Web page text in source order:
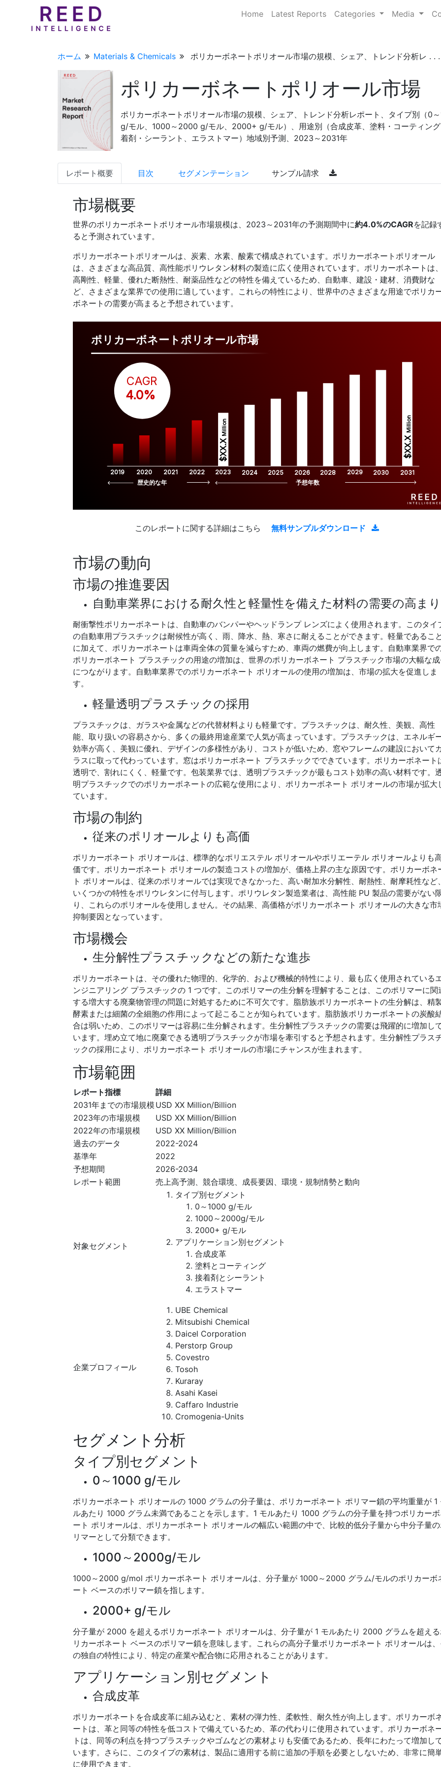
Home Latest Reports Categories Media
ホーム Materials & Chemicals ポリカーボネートポリオール市場の規模、シェア、トレンド分析レ . . .
ポリカーボネートポリオール市場
ポリカーボネートポリオール市場の規模、シェア、トレンド分析レポート、タイプ別（0
g/モル、1000～2000 g/モル、2000+ g/モル）、用途別（合成皮革、塗料・コーティン
着剤・シーラント、エラストマー）地域別予測、2023～2031年
レポート概要 目次 セグメンテーション サンプル請求
市場概要
世界のポリカーボネートポリオール市場規模は、2023～2031年の予測期間中に約4.0%のCAGRを記録
ると予測されています。
ポリカーボネートポリオールは、炭素、水素、酸素で構成されています。ポリカーボネートポリオール
は、さまざまな高品質、高性能ポリウレタン材料の製造に広く使用されています。ポリカーボネートは、
高剛性、軽量、優れた断熱性、耐薬品性などの特性を備えているため、自動車、建設・建材、消費財な
ど、さまざまな業界での使用に適しています。これらの特性により、世界中のさまざまな用途でポリカ
ボネートの需要が高まると予想されています。
ポリカーボネートポリオール市場
2019 2020 2021 2022 2023 2024 2025 2026 2028 2029 2030 2031
$XX.X
Million
$XX.X
Million
CAGR
4.0%
歴史的な年 予想年数
このレポートに関する詳細はこちら 無料サンプルダウンロード
市場の動向
市場の推進要因
自動車業界における耐久性と軽量性を備えた材料の需要の高まり
耐衝撃性ポリカーボネートは、自動車のバンパーやヘッドランプ レンズによく使用されます。このタイ
の自動車用プラスチックは耐候性が高く、雨、降水、熱、寒さに耐えることができます。軽量であること
に加えて、ポリカーボネートは車両全体の質量を減らすため、車両の燃費が向上します。自動車業界で
ポリカーボネート プラスチックの用途の増加は、世界のポリカーボネート プラスチック市場の大幅な
につながります。自動車業界でのポリカーボネート ポリオールの使用の増加は、市場の拡大を促進しま
す。
軽量透明プラスチックの採用
プラスチックは、ガラスや金属などの代替材料よりも軽量です。プラスチックは、耐久性、美観、高性
能、取り扱いの容易さから、多くの最終用途産業で人気が高まっています。プラスチックは、エネルギ
効率が高く、美観に優れ、デザインの多様性があり、コストが低いため、窓やフレームの建設において
ラスに取って代わっています。窓はポリカーボネート プラスチックでできています。ポリカーボネート
透明で、割れにくく、軽量です。包装業界では、透明プラスチックが最もコスト効率の高い材料です。
明プラスチックでのポリカーボネートの広範な使用により、ポリカーボネート ポリオールの市場が拡大
ています。
市場の制約
従来のポリオールよりも高価
ポリカーボネート ポリオールは、標準的なポリエステル ポリオールやポリエーテル ポリオールよりも
価です。ポリカーボネート ポリオールの製造コストの増加が、価格上昇の主な原因です。ポリカーボネ
ト ポリオールは、従来のポリオールでは実現できなかった、高い耐加水分解性、耐熱性、耐摩耗性など、
いくつかの特性をポリウレタンに付与します。ポリウレタン製造業者は、高性能 PU 製品の需要がない
り、これらのポリオールを使用しません。その結果、高価格がポリカーボネート ポリオールの大きな市
抑制要因となっています。
市場機会
生分解性プラスチックなどの新たな進歩
ポリカーボネートは、その優れた物理的、化学的、および機械的特性により、最も広く使用されている
ンジニアリング プラスチックの 1 つです。このポリマーの生分解を理解することは、このポリマーに関
する増大する廃棄物管理の問題に対処するために不可欠です。脂肪族ポリカーボネートの生分解は、精
酵素または細菌の全細胞の作用によって起こることが知られています。脂肪族ポリカーボネートの炭酸
合は弱いため、このポリマーは容易に生分解されます。生分解性プラスチックの需要は飛躍的に増加し
います。埋め立て地に廃棄できる透明プラスチックが市場を牽引すると予想されます。生分解性プラス
ックの採用により、ポリカーボネート ポリオールの市場にチャンスが生まれます。
市場範囲
レポート指標
詳細
2031年までの市場規模 USD XX Million/Billion
2023年の市場規模
USD XX Million/Billion
2022年の市場規模
USD XX Million/Billion
過去のデータ
2022-2024
基準年
2022
予想期間
2026-2034
レポート範囲
売上高予測、競合環境、成長要因、環境・規制情勢と動向
対象セグメント
タイプ別セグメント
0～1000 g/モル
1000～2000g/モル
2000+ g/モル
アプリケーション別セグメント
合成皮革
塗料とコーティング
接着剤とシーラント
エラストマー
企業プロフィール
UBE Chemical
Mitsubishi Chemical
Daicel Corporation
Perstorp Group
Covestro
Tosoh
Kuraray
Asahi Kasei
Caffaro Industrie
Cromogenia-Units
セグメント分析
タイプ別セグメント
0～1000 g/モル
ポリカーボネート ポリオールの 1000 グラムの分子量は、ポリカーボネート ポリマー鎖の平均重量が 1
ルあたり 1000 グラム未満であることを示します。1 モルあたり 1000 グラムの分子量を持つポリカー
ート ポリオールは、ポリカーボネート ポリオールの幅広い範囲の中で、比較的低分子量から中分子量
リマーとして分類できます。
1000～2000g/モル
1000～2000 g/mol ポリカーボネート ポリオールは、分子量が 1000～2000 グラム/モルのポリカーボ
ート ベースのポリマー鎖を指します。
2000+ g/モル
分子量が 2000 を超えるポリカーボネート ポリオールは、分子量が 1 モルあたり 2000 グラムを超え
リカーボネート ベースのポリマー鎖を意味します。これらの高分子量ポリカーボネート ポリオールは
の独自の特性により、特定の産業や配合物に応用されることがあります。
アプリケーション別セグメント
合成皮革
ポリカーボネートを合成皮革に組み込むと、素材の弾力性、柔軟性、耐久性が向上します。ポリカーボ
ートは、革と同等の特性を低コストで備えているため、革の代わりに使用されています。ポリカーボネ
トは、同等の利点を持つプラスチックやゴムなどの素材よりも安価であるため、長年にわたって増加し
います。さらに、このタイプの素材は、製品に適用する前に追加の手順を必要としないため、非常に簡
に使用できます。